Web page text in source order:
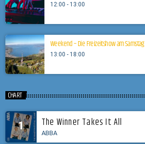
12:00 - 13:00
Weekend – Die Freizeitshow am Samstag
13:00 - 18:00
CHART
1 The Winner Takes It All
ABBA